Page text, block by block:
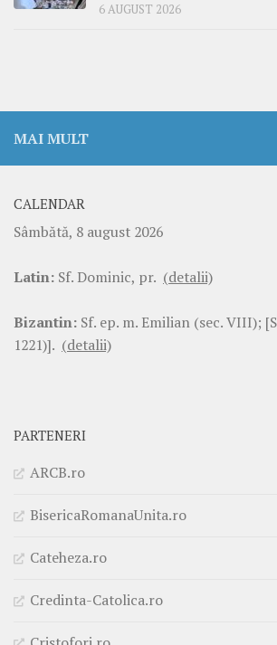
6 AUGUST 2026
MAI MULT
CALENDAR
Sâmbătă, 8 august 2026
Latin: Sf. Dominic, pr. (detalii)
Bizantin: Sf. ep. m. Emilian (sec. VIII);
1221)]. (detalii)
PARTENERI
ARCB.ro
BisericaRomanaUnita.ro
Cateheza.ro
Credinta-Catolica.ro